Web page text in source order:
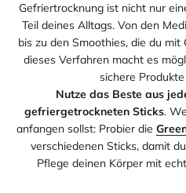
Gefriertrocknung ist nicht nur
Teil deines Alltags. Von den
bis zu den Smoothies, die du
dieses Verfahren macht es
sichere
Nutze das Beste aus
gefriergetrockneten Sticks.
anfangen sollst: Probier die
verschiedenen Sticks, damit
Pflege deinen Körper mit